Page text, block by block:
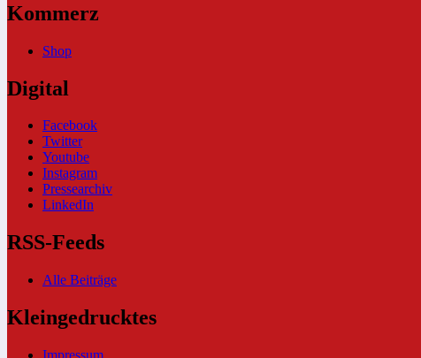
Kommerz
Shop
Digital
Facebook
Twitter
Youtube
Instagram
Pressearchiv
LinkedIn
RSS-Feeds
Alle Beiträge
Kleingedrucktes
Impressum